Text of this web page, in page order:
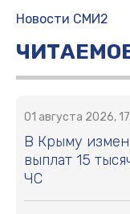
Новости СМИ2
01 августа 2026,
В Крыму
выплат 15
ЧС